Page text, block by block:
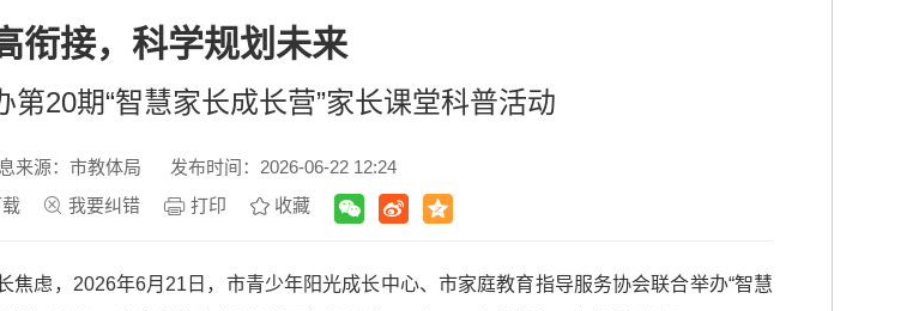
衔接，科学规划未来
20期“智慧家长成长营”家长课堂科普活动
来源：市教体局
发布时间：2026-06-22 12:24
我要纠错 打印 收藏
虑，2026年6月21日，市青少年阳光成长中心、市家庭教育指导服务协会联合举办“智慧